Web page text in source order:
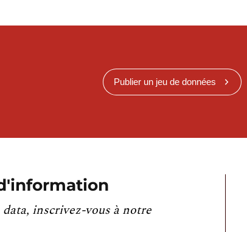
Publier un jeu de données
inscrivez-vous à notre